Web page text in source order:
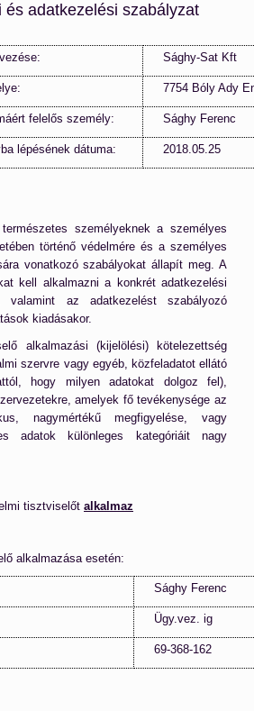
és adatkezelési szabályzat
Sághy-Sat Kft
7754 Bóly Ady
felelős személy: Sághy Ferenc
lépésének dátuma: 2018.05.25
személyeknek a személyes
történő védelmére és a személyes
vonatkozó szabályokat állapít meg. A
kell alkalmazni a konkrét adatkezelési
valamint az adatkezelést szabályozó
kiadásakor.
alkalmazási (kijelölési) kötelezettség
szervre vagy egyéb, közfeladatot ellátó
hogy milyen adatokat dolgoz fel),
amelyek fő tevékenysége az
nagymértékű megfigyelése, vagy
adatok különleges kategóriáit nagy
tisztviselőt alkalmaz
alkalmazása esetén:
Sághy Ferenc
Ügy.vez. ig
69-368-162